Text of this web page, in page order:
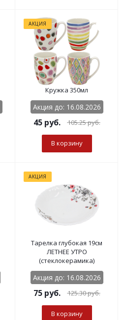
АКЦИЯ
Кружка 350мл
Акция до: 16.08.2026
45руб. 105.25руб.
В корзину
АКЦИЯ
Тарелка глубокая 19см
ЛЕТНЕЕ УТРО
(стеклокерамика)
Акция до: 16.08.2026
75руб. 125.30руб.
В корзину